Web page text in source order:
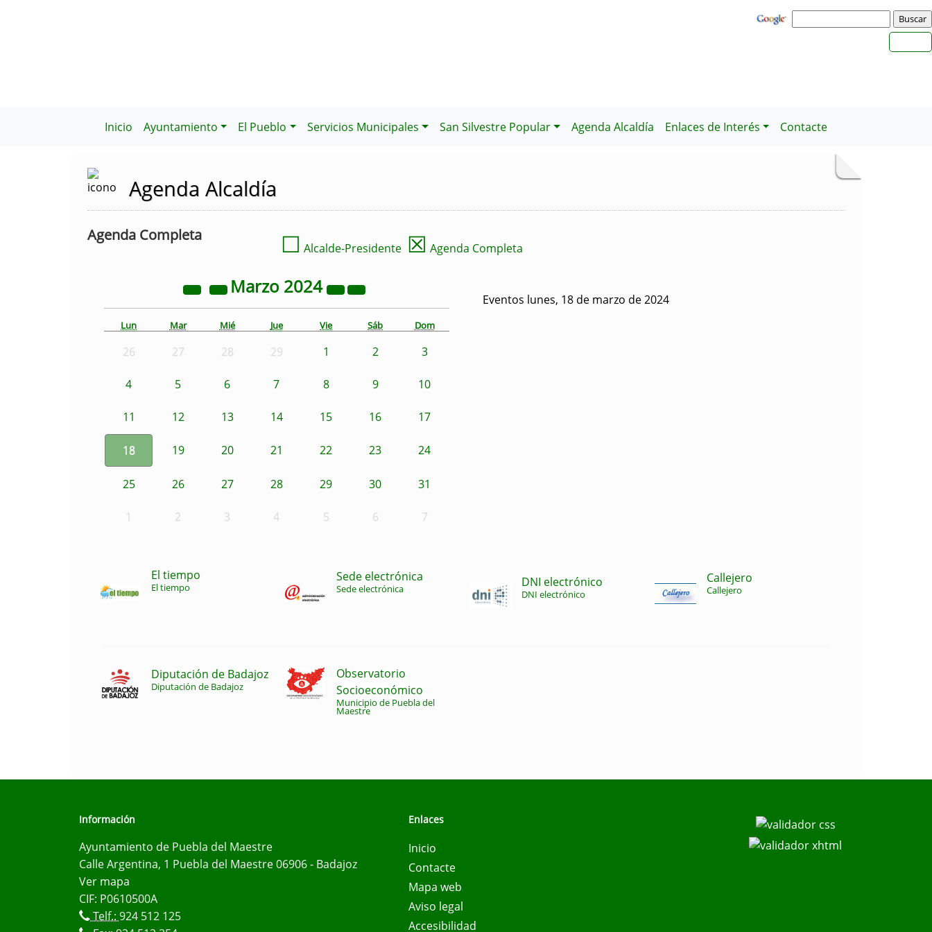
Inicio Ayuntamiento El Pueblo Servicios Municipales San Silvestre Popular Agenda Alcaldía Enlaces de Interés Contacte
Agenda Alcaldía
Agenda Completa ☐ Alcalde-Presidente ☒ Agenda Completa
Marzo 2024
Lun Mar Mié Jue Vie Sáb Dom
26 27 28 29 1 2 3
4 5 6 7 8 9 10
11 12 13 14 15 16 17
18 19 20 21 22 23 24
25 26 27 28 29 30 31
1 2 3 4 5 6 7
Eventos lunes, 18 de marzo de 2024
El tiempo
El tiempo
Sede electrónica
Sede electrónica DNI electrónico
DNI electrónico
Callejero
Callejero
Diputación de Badajoz
Diputación de Badajoz
Observatorio
Socioeconómico
Municipio de Puebla del
Maestre
Información
Ayuntamiento de Puebla del Maestre
Calle Argentina, 1 Puebla del Maestre 06906 - Badajoz
Ver mapa
CIF: P0610500A
Telf.: 924 512 125
Enlaces
Inicio
Contacte
Mapa web
Aviso legal
Accesibilidad